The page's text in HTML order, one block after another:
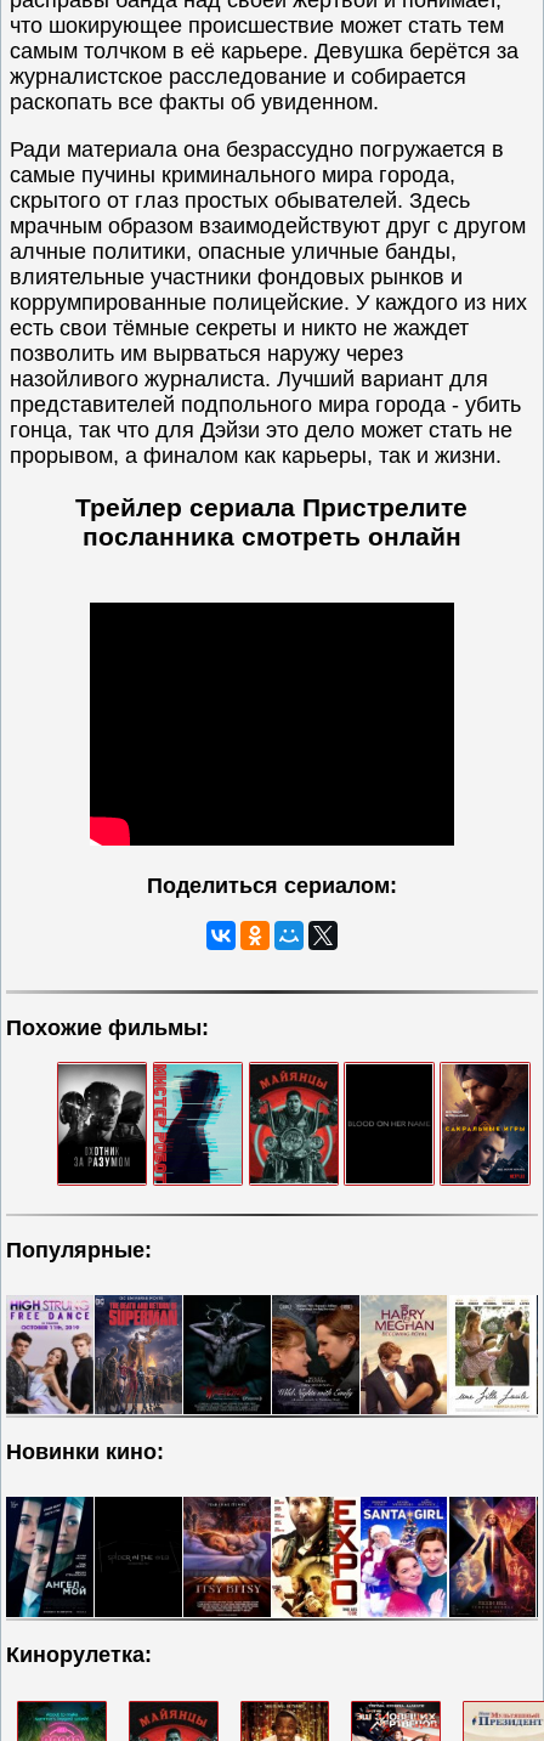
что шокирующее происшествие может стать тем
самым толчком в её карьере. Девушка берётся за
журналистское расследование и собирается
раскопать все факты об увиденном.
Ради материала она безрассудно погружается в
самые пучины криминального мира города,
скрытого от глаз простых обывателей. Здесь
мрачным образом взаимодействуют друг с другом
алчные политики, опасные уличные банды,
влиятельные участники фондовых рынков и
коррумпированные полицейские. У каждого из них
есть свои тёмные секреты и никто не жаждет
позволить им вырваться наружу через
назойливого журналиста. Лучший вариант для
представителей подпольного мира города - убить
гонца, так что для Дэйзи это дело может стать не
прорывом, а финалом как карьеры, так и жизни.
Трейлер сериала Пристрелите
посланника смотреть онлайн
Поделиться сериалом:
Похожие фильмы:
Популярные:
Новинки кино:
Кинорулетка: